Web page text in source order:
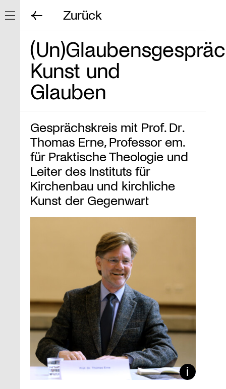
Navigation ein/ausblenden
Zurück
Kunst und
Glauben
Gesprächskreis mit Prof. Dr.
Thomas Erne, Professor em.
für Praktische Theologie und
Leiter des Instituts für
Kirchenbau und kirchliche
Kunst der Gegenwart